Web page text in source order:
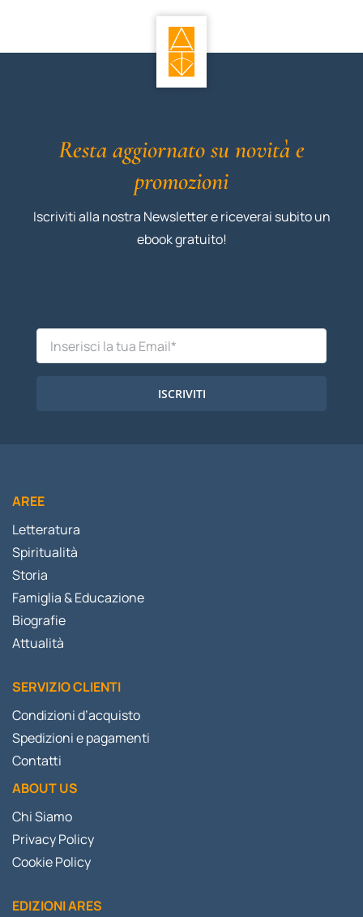
Resta aggiornato su novità e
promozioni
Iscriviti alla nostra Newsletter e riceverai subito un
ebook gratuito!
ISCRIVITI
AREE
Letteratura
Spiritualità
Storia
Famiglia & Educazione
Biografie
Attualità
SERVIZIO CLIENTI
Condizioni d’acquisto
Spedizioni e pagamenti
Contatti
ABOUT US
Chi Siamo
Privacy Policy
Cookie Policy
EDIZIONI ARES